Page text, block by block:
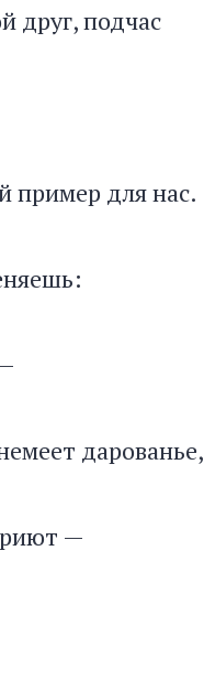
друг, подчас
пример для нас.
дарованье,
—